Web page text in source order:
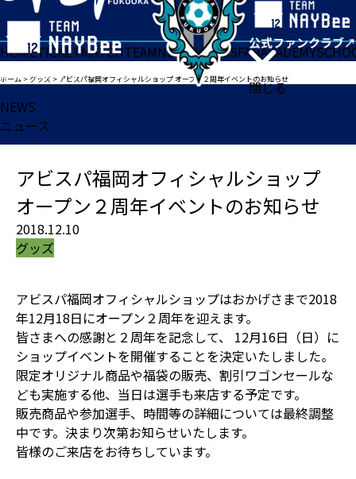
閉じる
HOMETICKETMATCHTEAMNEWSGOODSFANACADEMY
ホーム >グッズ > アビスパ福岡オフィシャルショップ オープン２周年イベントのお知らせ
NEWS
ニュース
アビスパ福岡オフィシャルショップ
オープン２周年イベントのお知らせ
2018.12.10
グッズ
アビスパ福岡オフィシャルショップはおかげさまで2018
年12月18日にオープン２周年を迎えます。
皆さまへの感謝と２周年を記念して、 12月16日（日）に
ショップイベントを開催することを決定いたしました。
限定オリジナル商品や福袋の販売、割引ワゴンセールな
ども実施する他、当日は選手も来店する予定です。
販売商品や参加選手、時間等の詳細については最終調整
中です。決まり次第お知らせいたします。
皆様のご来店をお待ちしています。